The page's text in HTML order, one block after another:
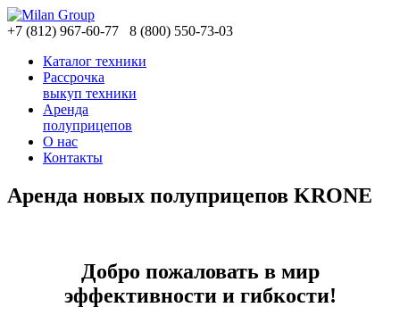
+7 (812) 967-60-77 8 (800) 550-73-03
Каталог техники
Рассрочка
выкуп техники
Аренда
полуприцепов
О нас
Контакты
Аренда новых полуприцепов KRONE
Добро пожаловать в мир
эффективности и гибкости!